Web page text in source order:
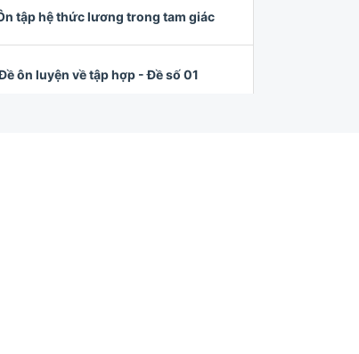
tập hệ thức lương trong tam giác
ôn luyện về tập hợp - Đề số 01